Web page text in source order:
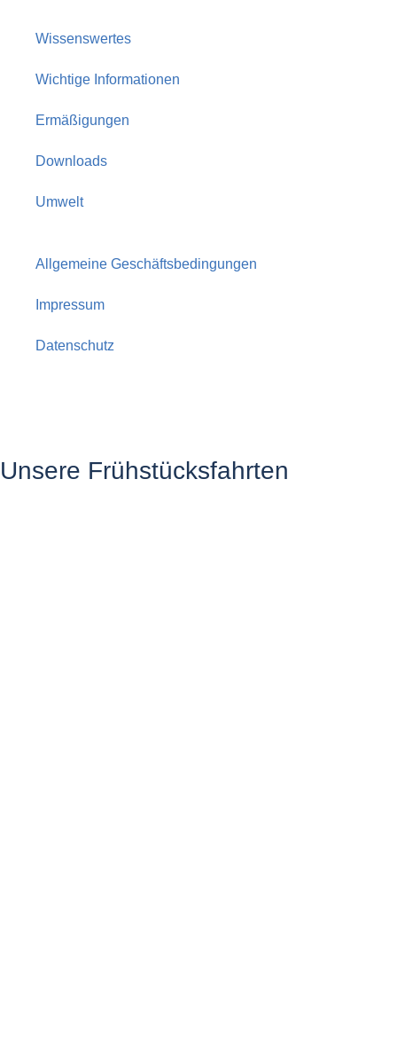
Wissenswertes
Wichtige Informationen
Ermäßigungen
Downloads
Umwelt
Allgemeine Geschäftsbedingungen
Impressum
Datenschutz
Unsere Frühstücksfahrten